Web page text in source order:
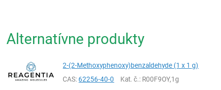
Alternatívne produkty
2-(2-Methoxyphenoxy)benzaldehyde (1 x 1 g)
CAS:62256-40-0 Kat. č.: R00F9OY,1g